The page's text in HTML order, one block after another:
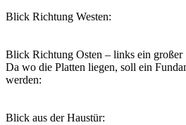
Blick Richtung Westen:
Blick Richtung Osten – links ein großer
Da wo die Platten liegen, soll ein
werden:
Blick aus der Haustür: